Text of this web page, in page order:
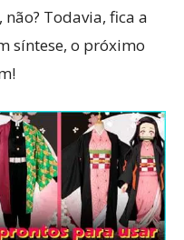
Todavia, fica a
síntese, o próximo